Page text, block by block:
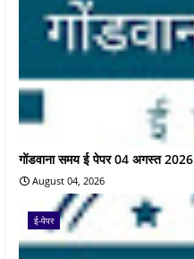
गोंडवाना समय ई पेपर 04 अगस्त 2026
August 04, 2026
ई-पेपर